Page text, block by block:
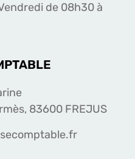
de 08h30 à
83600 FREJUS